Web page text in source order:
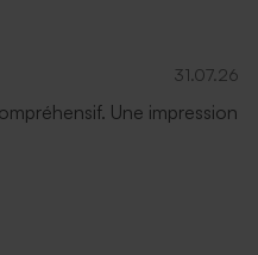
31.07.26
Une impression